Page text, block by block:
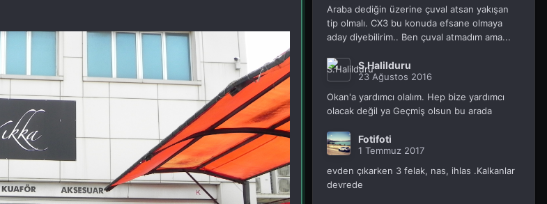
Araba dediğin üzerine çuval atsan yakışan
tip olmalı. CX3 bu konuda efsane olmaya
aday diyebilirim.. Ben çuval atmadım ama...
S.Halilduru
23 Ağustos 2016
Okan'a yardımcı olalım. Hep bize yardımcı
olacak değil ya Geçmiş olsun bu arada
Fotifoti
1 Temmuz 2017
evden çıkarken 3 felak, nas, ihlas .Kalkanlar
devrede